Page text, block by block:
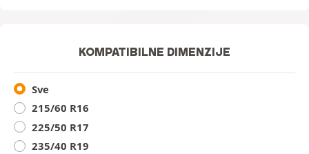
KOMPATIBILNE DIMENZIJE
Sve
215/60 R16
225/50 R17
235/40 R19